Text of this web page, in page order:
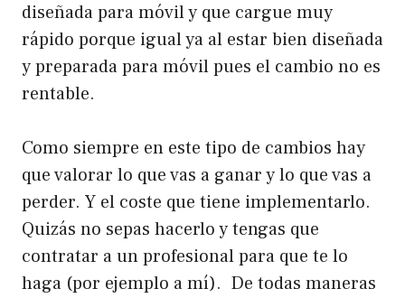
diseñada para móvil y que cargue muy
rápido porque igual ya al estar bien diseñada
y preparada para móvil pues el cambio no es
rentable.
Como siempre en este tipo de cambios hay
que valorar lo que vas a ganar y lo que vas a
perder. Y el coste que tiene implementarlo.
Quizás no sepas hacerlo y tengas que
contratar a un profesional para que te lo
haga (por ejemplo a mí). De todas maneras